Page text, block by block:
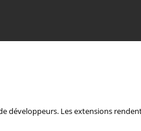
développeurs. Les extensions